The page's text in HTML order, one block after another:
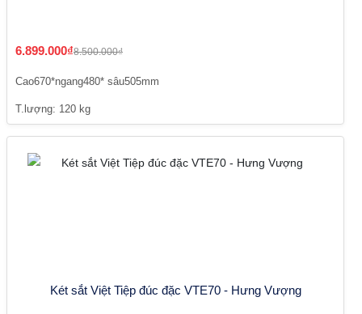
6.899.000₫8.500.000₫
Cao670*ngang480* sâu505mm
T.lượng: 120 kg
Két sắt Việt Tiệp đúc đặc VTE70 - Hưng Vượng